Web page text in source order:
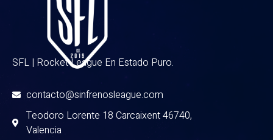
SFL | Rocket League En Estado Puro.
contacto@sinfrenosleague.com
Teodoro Lorente 18 Carcaixent 46740,
Valencia